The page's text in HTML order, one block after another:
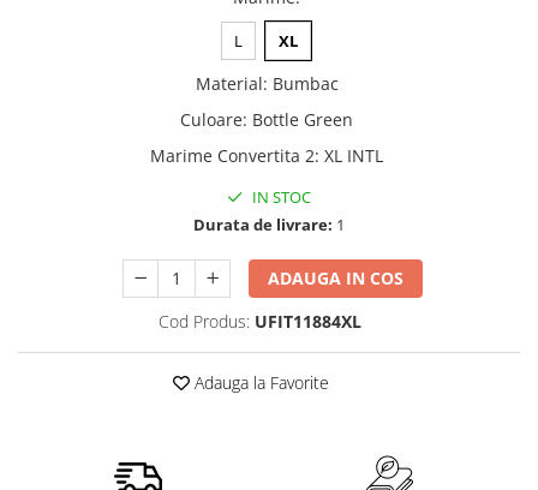
L XL
Material: Bumbac
Culoare: Bottle Green
Marime Convertita 2: XL INTL
IN STOC
Durata de livrare: 1
ADAUGA IN COS
Cod Produs: UFIT11884XL
Adauga la Favorite